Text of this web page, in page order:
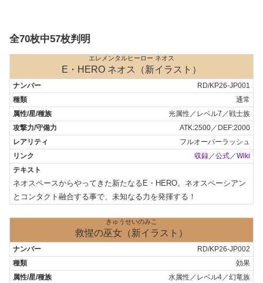
全70枚中57枚判明
エレメンタルヒーロー ネオス
E・HERO ネオス（新イラスト）
RD/KP26-JP001
通常
光属性／レベル7／戦士族
ATK:2500／DEF:2000
フルオーバーラッシュ
収録 ／公式 ／Wiki
ネオスペースからやってきた新たなるE・HERO。ネオスペーシアン
とコンタクト融合する事で、未知なる力を発揮する！
きゅうせいのみこ
救惺の巫女（新イラスト）
RD/KP26-JP002
効果
水属性／レベル4／幻竜族